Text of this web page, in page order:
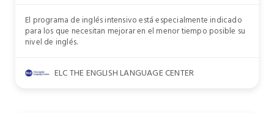
El programa de inglés intensivo está especialmente indicado
para los que necesitan mejorar en el menor tiempo posible su
nivel de inglés.
ELC THE ENGLISH LANGUAGE CENTER